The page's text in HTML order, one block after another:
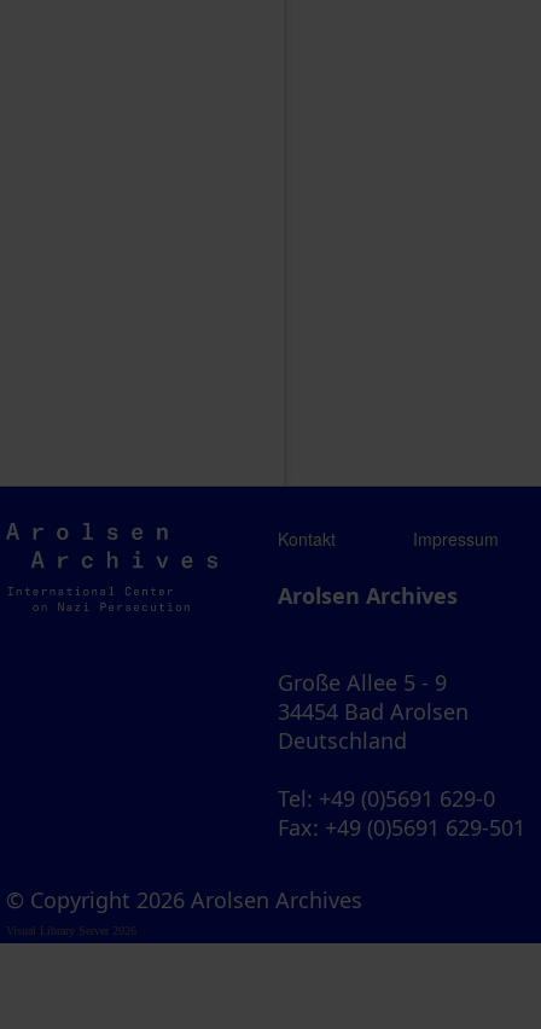
Arolsen
Archives
Kontakt Impressum
Arolsen Archives
Große Allee 5 - 9
34454 Bad Arolsen
Deutschland
Tel: +49 (0)5691 629-0
Fax: +49 (0)5691 629-501
© Copyright 2026 Arolsen Archives
Visual Library Server 2026